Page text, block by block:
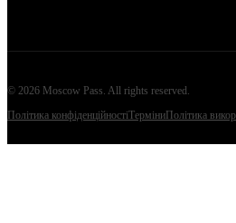
© 2026 Moscow Pass . All rights reserved.
Політика конфіденційностіТерміниПолітика